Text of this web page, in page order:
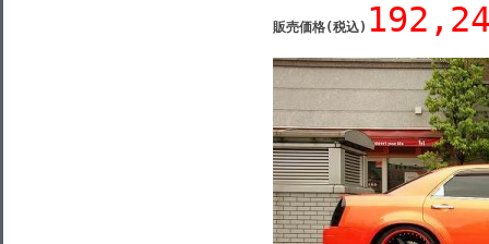
販売価格(税込)